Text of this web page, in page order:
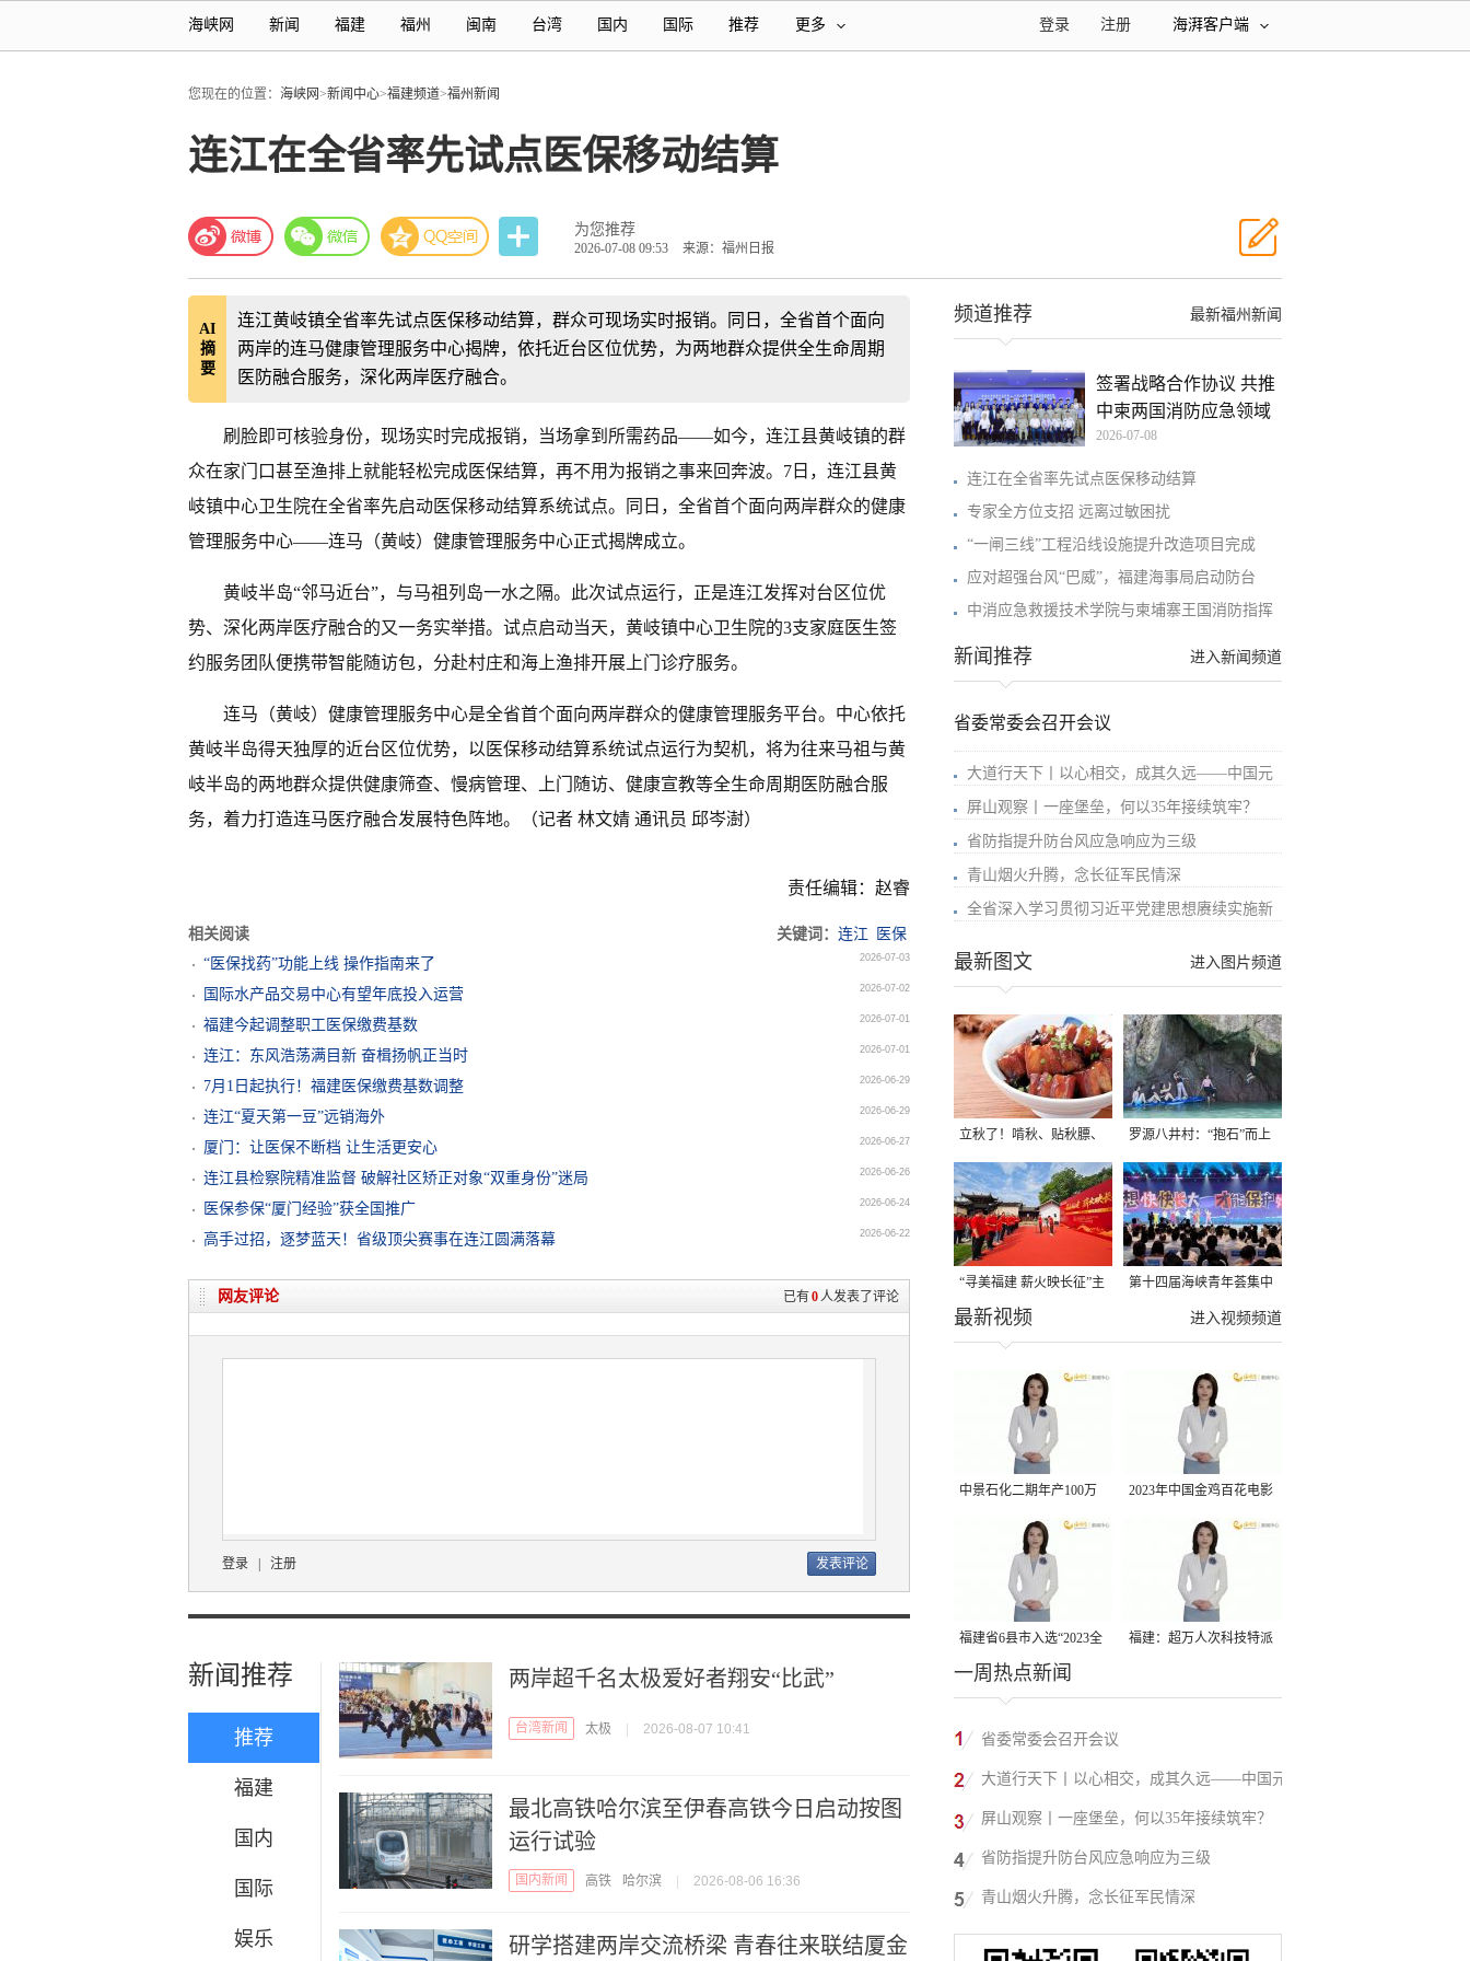
海峡网 新闻 福建 福州 闽南 台湾 国内 国际 推荐 更多 海湃客户端
注册
登录
您现在的位置： 海峡网>新闻中心>福建频道>福州新闻
连江在全省率先试点医保移动结算​
为您推荐
2026-07-08 09:53 来源：福州日报
AI
摘
要
连江黄岐镇全省率先试点医保移动结算，群众可现场实时报销。同日，全省首个面向
两岸的连马健康管理服务中心揭牌，依托近台区位优势，为两地群众提供全生命周期
医防融合服务，深化两岸医疗融合。
刷脸即可核验身份，现场实时完成报销，当场拿到所需药品——如今，连江县黄岐镇的群
众在家门口甚至渔排上就能轻松完成医保结算，再不用为报销之事来回奔波。7日，连江县黄
岐镇中心卫生院在全省率先启动医保移动结算系统试点。同日，全省首个面向两岸群众的健康
管理服务中心——连马（黄岐）健康管理服务中心正式揭牌成立。
黄岐半岛“邻马近台”，与马祖列岛一水之隔。此次试点运行，正是连江发挥对台区位优
势、深化两岸医疗融合的又一务实举措。试点启动当天，黄岐镇中心卫生院的3支家庭医生签
约服务团队便携带智能随访包，分赴村庄和海上渔排开展上门诊疗服务。
连马（黄岐）健康管理服务中心是全省首个面向两岸群众的健康管理服务平台。中心依托
黄岐半岛得天独厚的近台区位优势，以医保移动结算系统试点运行为契机，将为往来马祖与黄
岐半岛的两地群众提供健康筛查、慢病管理、上门随访、健康宣教等全生命周期医防融合服
务，着力打造连马医疗融合发展特色阵地。（记者 林文婧 通讯员 邱岑澍）
责任编辑：赵睿
相关阅读 关键词： 连江
医保
“医保找药”功能上线 操作指南来了
2026-07-03
国际水产品交易中心有望年底投入运营 2026-07-02
福建今起调整职工医保缴费基数 2026-07-01
连江：东风浩荡满目新 奋楫扬帆正当时 2026-07-01
7月1日起执行！福建医保缴费基数调整 2026-06-29
连江“夏天第一豆”远销海外 2026-06-29
厦门：让医保不断档 让生活更安心 2026-06-27
连江县检察院精准监督 破解社区矫正对象“双重身份”迷局 2026-06-26
医保参保“厦门经验”获全国推广 2026-06-24
高手过招，逐梦蓝天！省级顶尖赛事在连江圆满落幕 2026-06-22
已有0人发表了评论
网友评论
登录 注册
新闻推荐
推荐
福建
国内
国际
娱乐
两岸超千名太极爱好者翔安“比武”
台湾新闻 太极 2026-08-07 10:41
最北高铁哈尔滨至伊春高铁今日启动按图
运行试验
国内新闻 高铁 哈尔滨 2026-08-06 16:36
研学搭建两岸交流桥梁 青春往来联结厦金
最新福州新闻
频道推荐
签署战略合作协议 共推
中柬两国消防应急领域
2026-07-08
连江在全省率先试点医保移动结算​
专家全方位支招 远离过敏困扰
“一闸三线”工程沿线设施提升改造项目完成
应对超强台风“巴威”，福建海事局启动防台
中消应急救援技术学院与柬埔寨王国消防指挥
进入新闻频道
新闻推荐
省委常委会召开会议
大道行天下丨以心相交，成其久远——中国元
屏山观察丨一座堡垒，何以35年接续筑牢？
省防指提升防台风应急响应为三级
青山烟火升腾，念长征军民情深
全省深入学习贯彻习近平党建思想赓续实施新
进入图片频道
最新图文
立秋了！啃秋、贴秋膘、
晒秋，福建人这样过才够
味→
罗源八井村：“抱石”而上
“寻美福建 薪火映长征”主
题活动在龙岩长汀启动
第十四届海峡青年荟集中
阶段活动在福州举行
进入视频频道
最新视频
中景石化二期年产100万
吨丙烷脱氢项目建成中交
2023年中国金鸡百花电影
节有福电影巡展31日启动
福建省6县市入选“2023全
国县域发展潜力百强县”
福建：超万人次科技特派
一周热点新闻
省委常委会召开会议
大道行天下丨以心相交，成其久远——中国元
首外交的世界情怀与大国气派
屏山观察丨一座堡垒，何以35年接续筑牢？
省防指提升防台风应急响应为三级
青山烟火升腾，念长征军民情深